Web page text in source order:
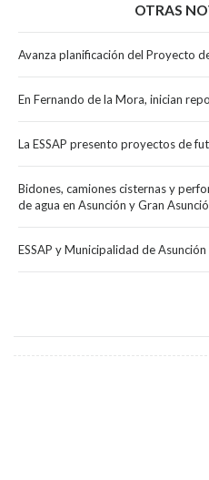
OTRAS
Avanza planificación del Proyecto
En Fernando de la Mora, inician
La ESSAP presento proyectos de
Bidones, camiones cisternas y
de agua en Asunción y Gran
ESSAP y Municipalidad de